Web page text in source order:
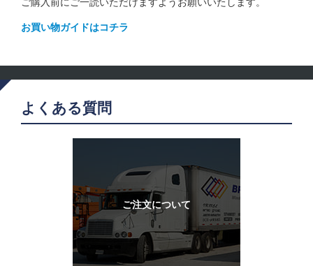
お買い物ガイドはコチラ
よくある質問